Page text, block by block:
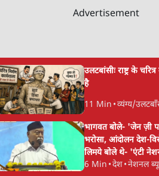
Advertisement
उलटबांसीः राष्ट्र के
है
11 Min •व्यंग्य/
भागवत बोले- 'जेन ज़ी
भरोसा, आंदोलन देश-
लिमये बोले थे- 'एंटी
6 Min •देश•नेशनल